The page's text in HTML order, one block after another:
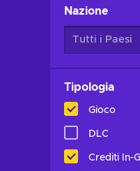
Nazione
Tutti i Paesi
Tipologia
Gioco
DLC
Crediti In-